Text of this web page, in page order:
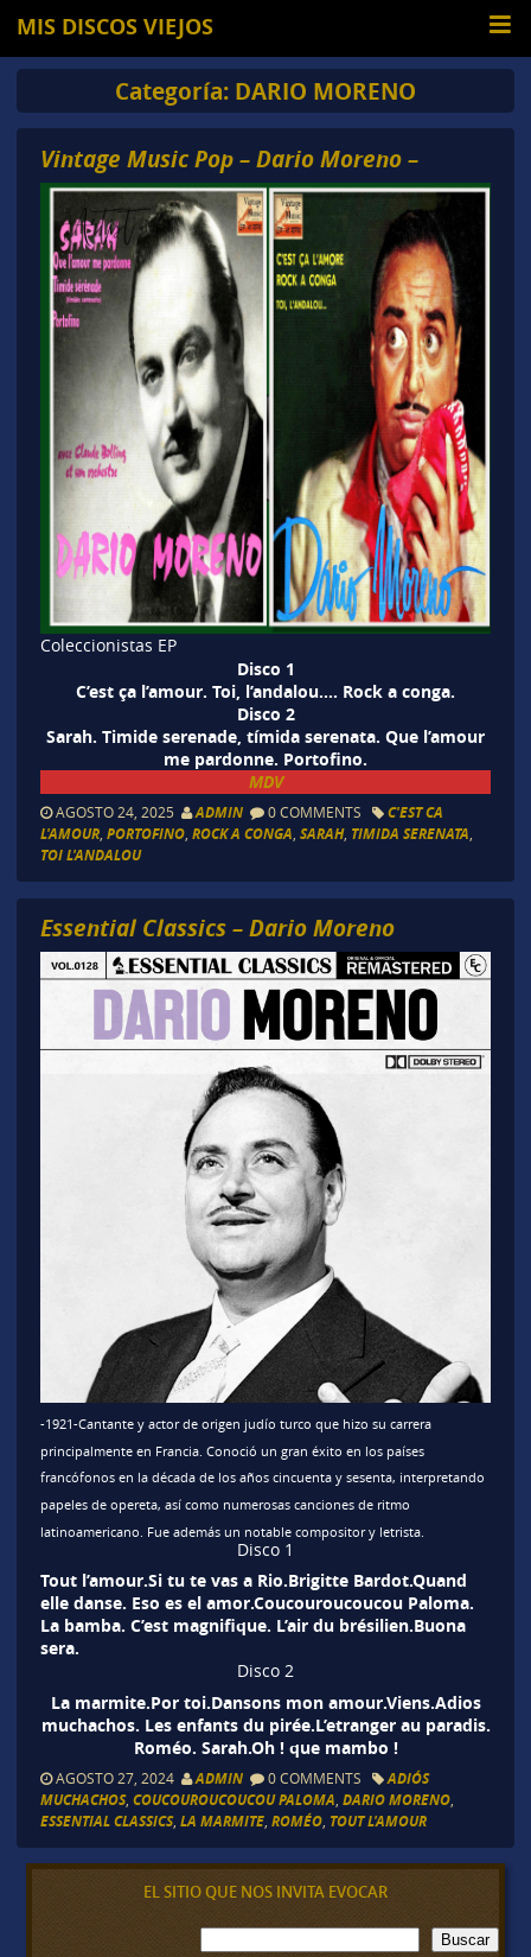
MIS DISCOS VIEJOS
Categoría: DARIO MORENO
Vintage Music Pop – Dario Moreno –
Coleccionistas EP
Disco 1
C’est ça l’amour. Toi, l’andalou…. Rock a conga.
Disco 2
Sarah. Timide serenade, tímida serenata. Que l’amour
me pardonne. Portofino.
MDV
AGOSTO 24, 2025 ADMIN 0 COMMENTS
C'EST CA
L'AMOUR, PORTOFINO, ROCK A CONGA, SARAH, TIMIDA SERENATA,
TOI L'ANDALOU
Essential Classics – Dario Moreno
-1921-Cantante y actor de origen judío turco que hizo su carrera
principalmente en Francia. Conoció un gran éxito en los países
francófonos en la década de los años cincuenta y sesenta, interpretando
papeles de opereta, así como numerosas canciones de ritmo
latinoamericano. Fue además un notable compositor y letrista.
Disco 1
Tout l’amour.Si tu te vas a Rio.Brigitte Bardot.Quand
elle danse. Eso es el amor.Coucouroucoucou Paloma.
La bamba. C’est magnifique. L’air du brésilien.Buona
sera.
Disco 2
La marmite.Por toi.Dansons mon amour.Viens.Adios
muchachos. Les enfants du pirée.L’etranger au paradis.
Roméo. Sarah.Oh ! que mambo !
AGOSTO 27, 2024 ADMIN 0 COMMENTS
ADIÓS
MUCHACHOS, COUCOUROUCOUCOU PALOMA DARIO MORENO,
ESSENTIAL CLASSICS, LA MARMITE, ROMÉO, TOUT L'AMOUR
EL SITIO QUE NOS INVITA EVOCAR
B Buscar